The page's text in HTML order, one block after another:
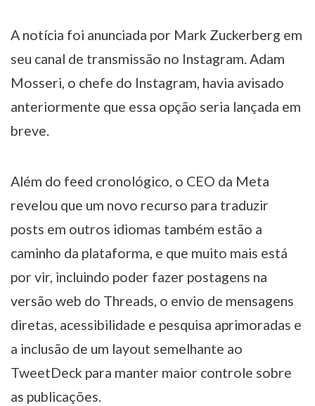
A notícia foi anunciada por Mark Zuckerberg em
seu canal de transmissão no Instagram. Adam
Mosseri, o chefe do Instagram, havia avisado
anteriormente que essa opção seria lançada em
breve.
Além do feed cronológico, o CEO da Meta
revelou que um novo recurso para traduzir
posts em outros idiomas também estão a
caminho da plataforma, e que muito mais está
por vir, incluindo poder fazer postagens na
versão web do Threads, o envio de mensagens
diretas, acessibilidade e pesquisa aprimoradas e
a inclusão de um layout semelhante ao
TweetDeck para manter maior controle sobre
as publicações.